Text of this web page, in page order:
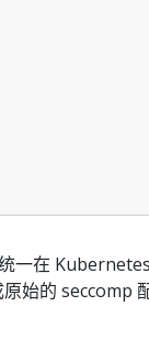
一在
始的 seccomp